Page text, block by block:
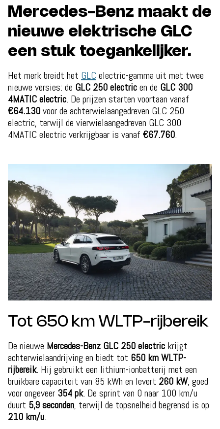
Mercedes-Benz maakt de
nieuwe elektrische GLC
een stuk toegankelijker.
Het merk breidt het GLC electric-gamma uit met twee
nieuwe versies: de GLC 250 electricen de GLC 300
4MATIC electric. De prijzen starten voortaan vanaf
€64.130voor de achterwielaangedreven GLC 250
electric, terwijl de vierwielaangedreven GLC 300
4MATIC electric verkrijgbaar is vanaf €67.760.
Tot 650 km WLTP-rijbereik
De nieuwe Mercedes-Benz GLC 250 electric krijgt
achterwielaandrijving en biedt tot 650 km WLTP-
rijbereik. Hij gebruikt een lithium-ionbatterij met een
bruikbare capaciteit van 85 kWh en levert 260 kW, goed
voor ongeveer 354 pk. De sprint van 0 naar 100 km/u
duurt 5,9 seconden, terwijl de topsnelheid begrensd is op
210 km/u.